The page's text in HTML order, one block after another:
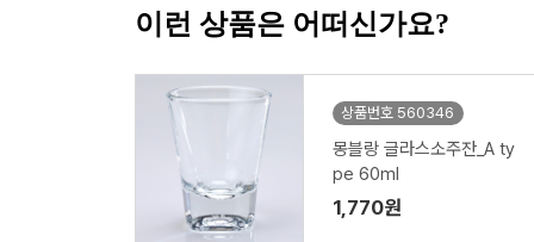
이런 상품은 어떠신가요?
상품번호 560346
몽블랑 글라스소주잔_A ty
pe 60ml
1,770원